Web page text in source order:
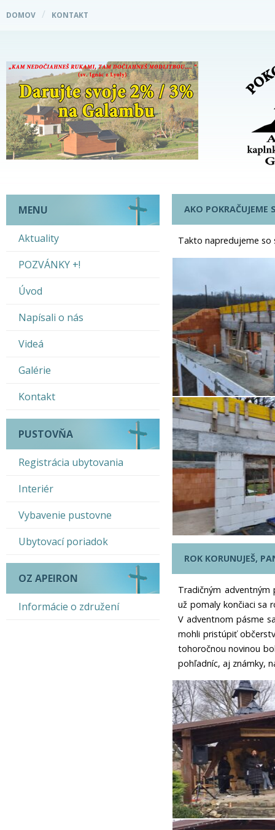
DOMOV KONTAKT
MENU
Aktuality
POZVÁNKY +!
Úvod
Napísali o nás
Videá
Galérie
Kontakt
PUSTOVŇA
Registrácia ubytovania
Interiér
Vybavenie pustovne
Ubytovací poriadok
OZ APEIRON
Informácie o združení
AKO
Takto napredujeme
ROK KORUNUJEŠ,
Tradičným
už pomaly končiaci sa
V adventnom pásme
mohli pristúpiť
tohoročnou novinou
pohľadníc, aj známky,